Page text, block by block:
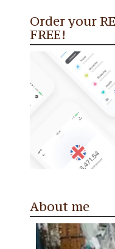
Order your
FREE!
About me